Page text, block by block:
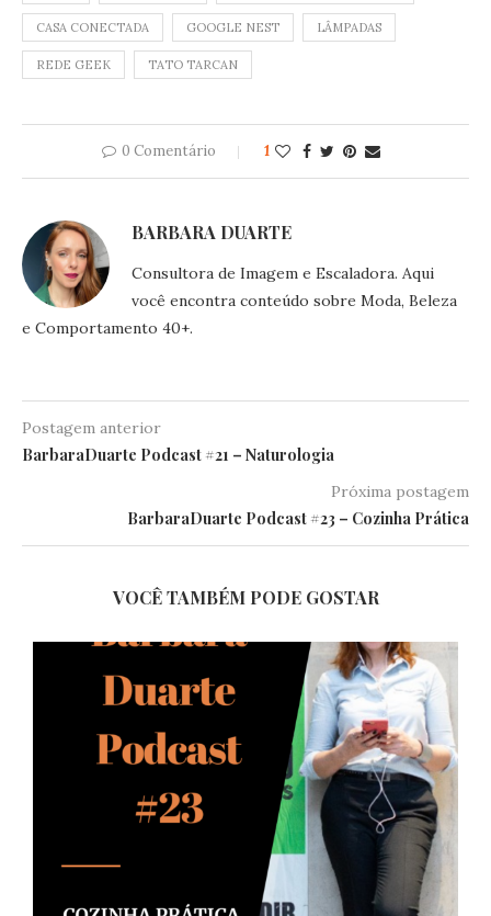
CASA CONECTADA GOOGLE NEST LÂMPADAS
REDE GEEK TATO TARCAN
0 Comentário 1
BARBARA DUARTE
Consultora de Imagem e Escaladora. Aqui
você encontra conteúdo sobre Moda, Beleza
e Comportamento 40+.
Postagem anterior
BarbaraDuarte Podcast #21 – Naturologia
Próxima postagem
BarbaraDuarte Podcast #23 – Cozinha Prática
VOCÊ TAMBÉM PODE GOSTAR